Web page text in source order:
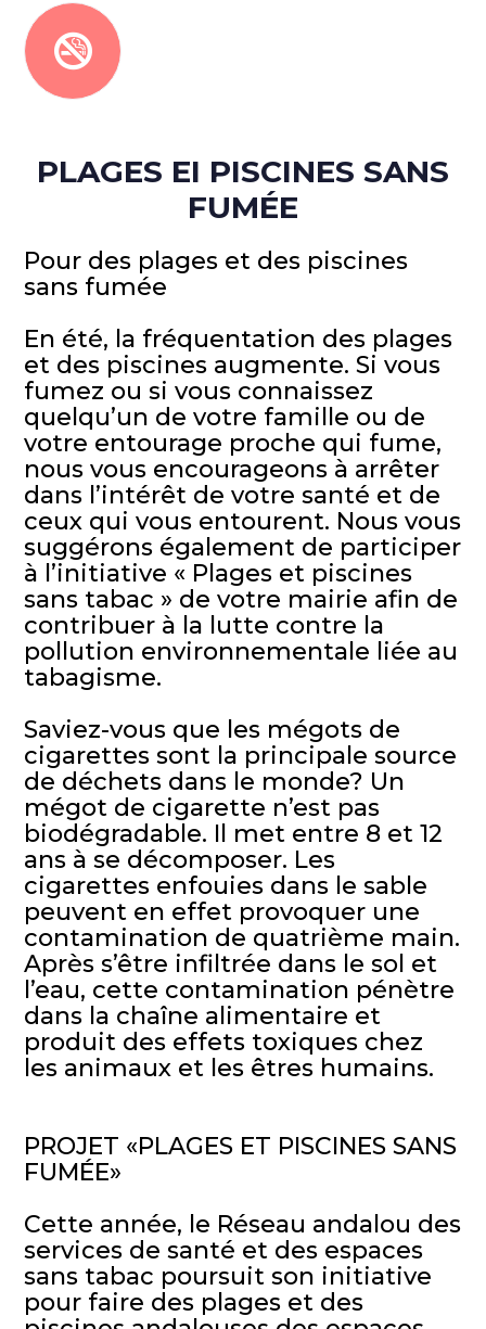
PLAGES EI PISCINES SANS
FUMÉE
Pour des plages et des piscines
sans fumée
En été, la fréquentation des plages
et des piscines augmente. Si vous
fumez ou si vous connaissez
quelqu’un de votre famille ou de
votre entourage proche qui fume,
nous vous encourageons à arrêter
dans l’intérêt de votre santé et de
ceux qui vous entourent. Nous vous
suggérons également de participer
à l’initiative « Plages et piscines
sans tabac » de votre mairie afin de
contribuer à la lutte contre la
pollution environnementale liée au
tabagisme.
Saviez-vous que les mégots de
cigarettes sont la principale source
de déchets dans le monde? Un
mégot de cigarette n’est pas
biodégradable. Il met entre 8 et 12
ans à se décomposer. Les
cigarettes enfouies dans le sable
peuvent en effet provoquer une
contamination de quatrième main.
Après s’être infiltrée dans le sol et
l’eau, cette contamination pénètre
dans la chaîne alimentaire et
produit des effets toxiques chez
les animaux et les êtres humains.
PROJET «PLAGES ET PISCINES SANS
FUMÉE»
Cette année, le Réseau andalou des
services de santé et des espaces
sans tabac poursuit son initiative
pour faire des plages et des